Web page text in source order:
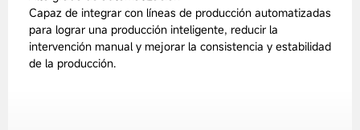
Capaz de integrar con líneas de producción automatizadas
para lograr una producción inteligente, reducir la
intervención manual y mejorar la consistencia y estabilidad
de la producción.